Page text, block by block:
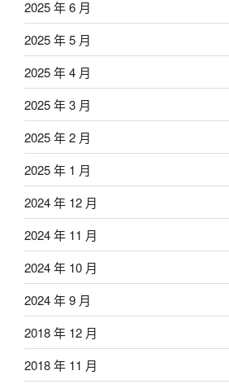
2025 年 6 月
2025 年 5 月
2025 年 4 月
2025 年 3 月
2025 年 2 月
2025 年 1 月
2024 年 12 月
2024 年 11 月
2024 年 10 月
2024 年 9 月
2018 年 12 月
2018 年 11 月